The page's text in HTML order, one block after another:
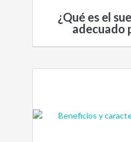
¿Qué es el
adecuado